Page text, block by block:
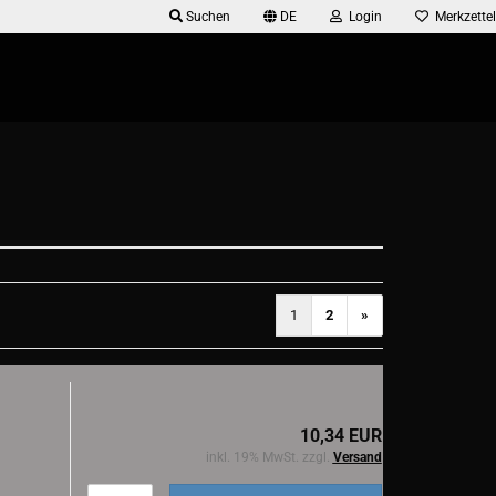
Suchen DE Login Merkzettel
1 2 »
10,34 EUR
inkl. 19% MwSt. zzgl. Versand